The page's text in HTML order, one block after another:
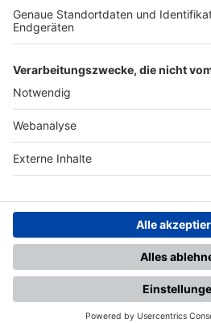
Nutzungsbedingungen Datenschutz